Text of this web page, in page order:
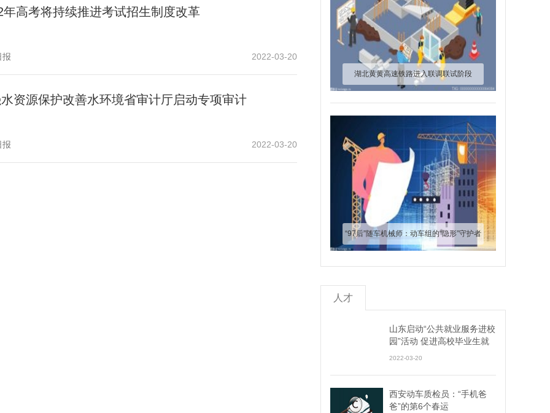
年高考将持续推进考试招生制度改革
报 2022-03-20
资源保护改善水环境省审计厅启动专项审计
报 2022-03-20
湖北黄黄高速铁路进入联调联试阶段
“97后”随车机械师：动车组的“隐形”守护者
人才
山东启动“公共就业服务进校
园”活动 促进高校毕业生就
2022-03-20
西安动车质检员：“手机爸
爸”的第6个春运